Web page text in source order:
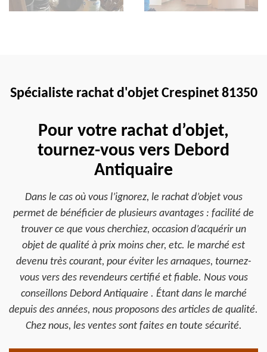
Spécialiste rachat d'objet Crespinet 81350
Pour votre rachat d’objet,
tournez-vous vers Debord
Antiquaire
Dans le cas où vous l’ignorez, le rachat d’objet vous
permet de bénéficier de plusieurs avantages : facilité de
trouver ce que vous cherchiez, occasion d’acquérir un
objet de qualité à prix moins cher, etc. le marché est
devenu très courant, pour éviter les arnaques, tournez-
vous vers des revendeurs certifié et fiable. Nous vous
conseillons Debord Antiquaire . Étant dans le marché
depuis des années, nous proposons des articles de qualité.
Chez nous, les ventes sont faites en toute sécurité.